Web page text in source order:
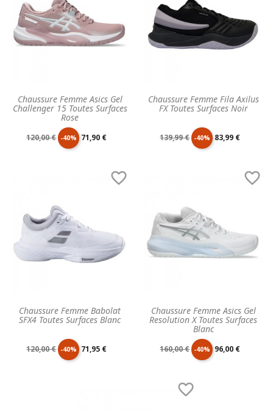
Chaussure Femme Asics Gel
Challenger 15 Toutes Surfaces
Rose
Prix
120,00 € -40% Prix
71,90 €
Chaussure Femme Fila Axilus
FX Toutes Surfaces Noir
Prix
139,99 € -40% Prix
83,99 €
Chaussure Femme Babolat
SFX4 Toutes Surfaces Blanc

Prix
120,00 € -40% Prix
71,95 €
Chaussure Femme Asics Gel
Resolution X Toutes Surfaces
Blanc

Prix
160,00 € -40% Prix
96,00 €
